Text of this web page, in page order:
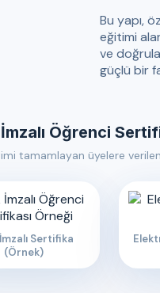
Bu yapı,
eğitimi
ve
güçlü bir
Öğrenci
tamamlayan üyelere
Sertifika
(Örnek)